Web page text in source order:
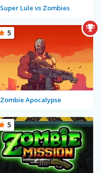
Super Lule vs Zombies
Zombie Apocalypse
5
5